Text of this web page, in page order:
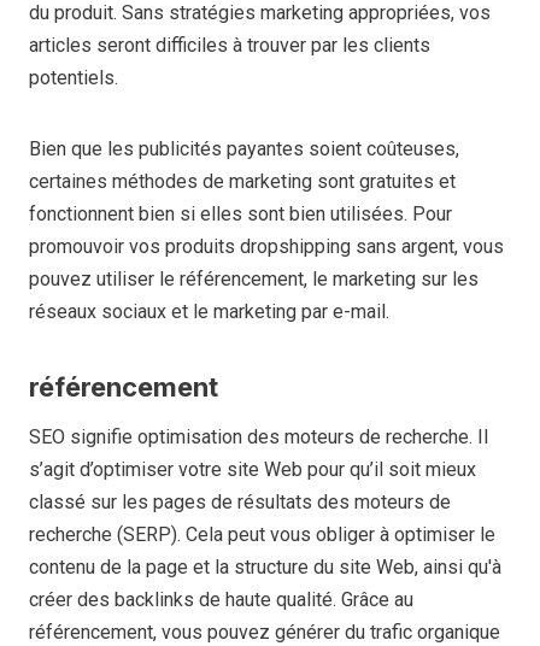
du produit. Sans stratégies marketing appropriées, vos
articles seront difficiles à trouver par les clients
potentiels.
Bien que les publicités payantes soient coûteuses,
certaines méthodes de marketing sont gratuites et
fonctionnent bien si elles sont bien utilisées. Pour
promouvoir vos produits dropshipping sans argent, vous
pouvez utiliser le référencement, le marketing sur les
réseaux sociaux et le marketing par e-mail.
référencement
SEO signifie optimisation des moteurs de recherche. Il
s’agit d’optimiser votre site Web pour qu’il soit mieux
classé sur les pages de résultats des moteurs de
recherche (SERP). Cela peut vous obliger à optimiser le
contenu de la page et la structure du site Web, ainsi qu'à
créer des backlinks de haute qualité. Grâce au
référencement, vous pouvez générer du trafic organique